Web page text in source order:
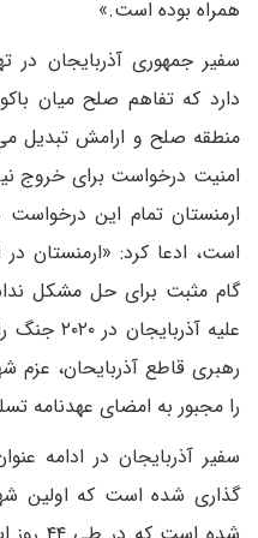
همراه بوده است.»
سفیر جمهوری آذربایجان در
دارد که تفاهم صلح میان
منطقه صلح و ارامش تبدیل
امنیت درخواست برای خروج
ارمنستان تمام این درخواست
است، ادعا کرد: «ارمنستان
گام مثبت برای حل مشکل
علیه
رهبری قاطع آذربایحان، عزم
را مجبور به امضای عهدنامه
سفیر آذربایجان در ادامه
گذاری شده است که اولین